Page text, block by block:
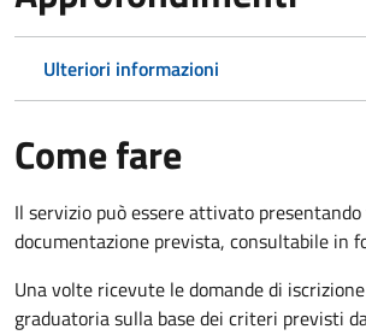
Ulteriori informazioni
Come fare
Il servizio può essere attivato
documentazione prevista, consultabile in
Una volte ricevute le domande di
graduatoria sulla base dei criteri previsti